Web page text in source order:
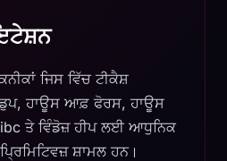
ਜਿਸ ਵਿੱਚ ਟੀਕੈਸ਼
ਹਾਊਸ ਆਫ਼ ਫੋਰਸ, ਹਾਊਸ
ਤੇ ਵਿੰਡੋਜ਼ ਹੀਪ ਲਈ ਆਧੁਨਿਕ
ਸ਼ਾਮਲ ਹਨ।